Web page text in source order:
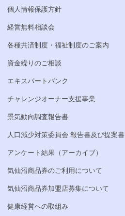
個人情報保護方針
経営無料相談会
各種共済制度・福祉制度のご案内
資金繰りのご相談
エキスパートバンク
チャレンジオーナー支援事業
景気動向調査報告書
人口減少対策委員会 報告書及び提案書
アンケート結果（アーカイブ）
気仙沼商品券のご利用について
気仙沼商品券加盟店募集について
健康経営への取組み